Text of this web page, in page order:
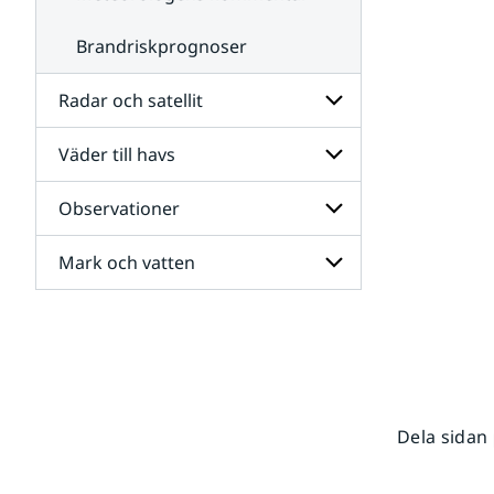
Brandriskprognoser
Radar och satellit
Undersidor
för
Radar
och
satellit
Väder till havs
Undersidor
för
Väder
till
havs
Observationer
Undersidor
för
Mark och vatten
Dela sidan